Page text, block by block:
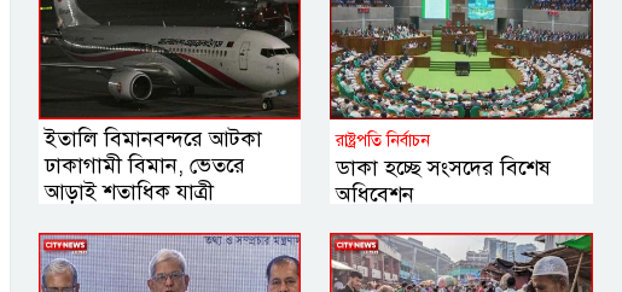
ইতালি বিমানবন্দরে আটকা
ঢাকাগামী বিমান, ভেতরে
আড়াই শতাধিক যাত্রী
রাষ্ট্রপতি নির্বাচন
ডাকা হচ্ছে সংসদের বিশেষ
অধিবেশন